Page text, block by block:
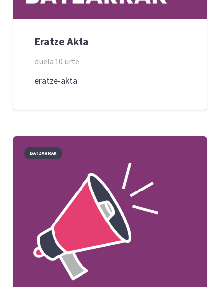
Eratze Akta
duela 10 urte
eratze-akta
BATZARRAK